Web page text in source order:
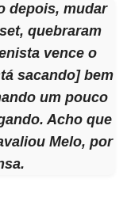
depois, mudar
set, quebraram
vence o
sacando] bem
um pouco
Acho que
Melo, por